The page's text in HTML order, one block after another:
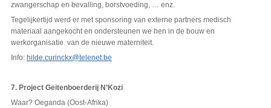
zwangerschap en bevalling, borstvoeding, … enz.
Tegelijkertijd werd er met sponsoring van externe partners medisch
materiaal aangekocht en ondersteunen we hen in de bouw en
werkorganisatie van de nieuwe materniteit.
Info: hilde.curinckx@telenet.be
7. Project Geitenboerderij N’Kozi
Waar? Oeganda (Oost-Afrika)